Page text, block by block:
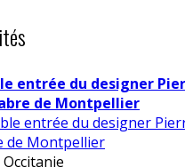
entrée du designer
de Montpellier
Occitanie